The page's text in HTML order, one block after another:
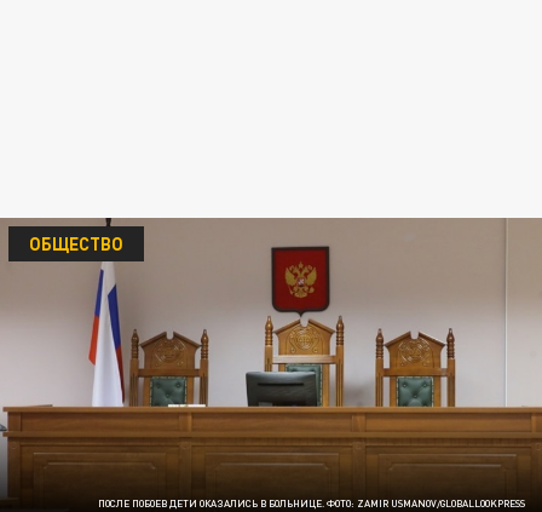
ПОСЛЕ ПОБОЕВ ДЕТИ ОКАЗАЛИСЬ В БОЛЬНИЦЕ. ФОТО: ZAMIR USMANOV/GLOBALLOOKPRESS
ОБЩЕСТВО